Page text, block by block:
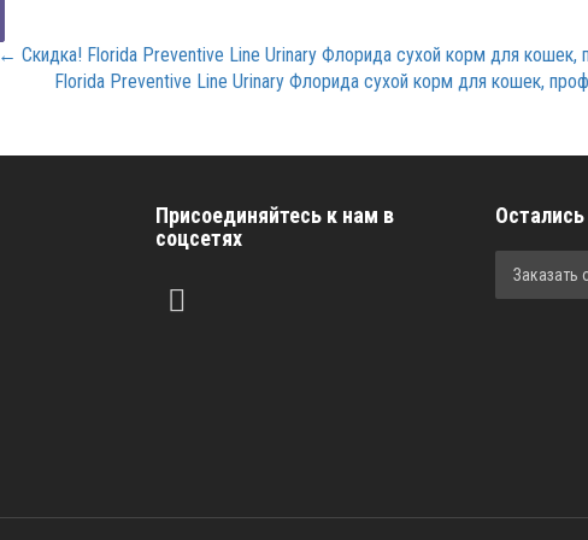
← Скидка! Florida Preventive Line Urinary Флорида сухой корм для кошек,
Florida Preventive Line Urinary Флорида сухой корм для кошек,
Присоединяйтесь к нам в
соцсетях
Заказать